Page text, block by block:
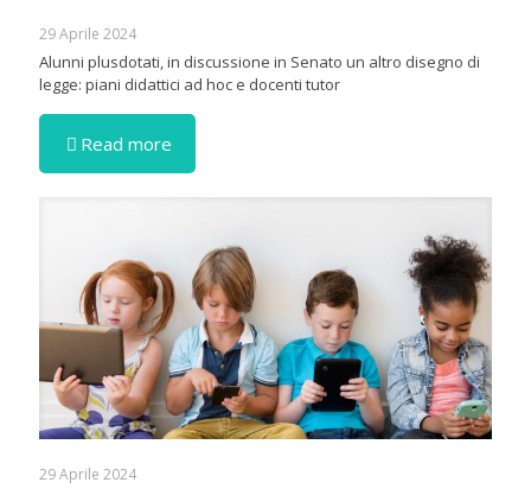
29 Aprile 2024
Alunni plusdotati, in discussione in Senato un altro disegno di
legge: piani didattici ad hoc e docenti tutor
Read more
29 Aprile 2024